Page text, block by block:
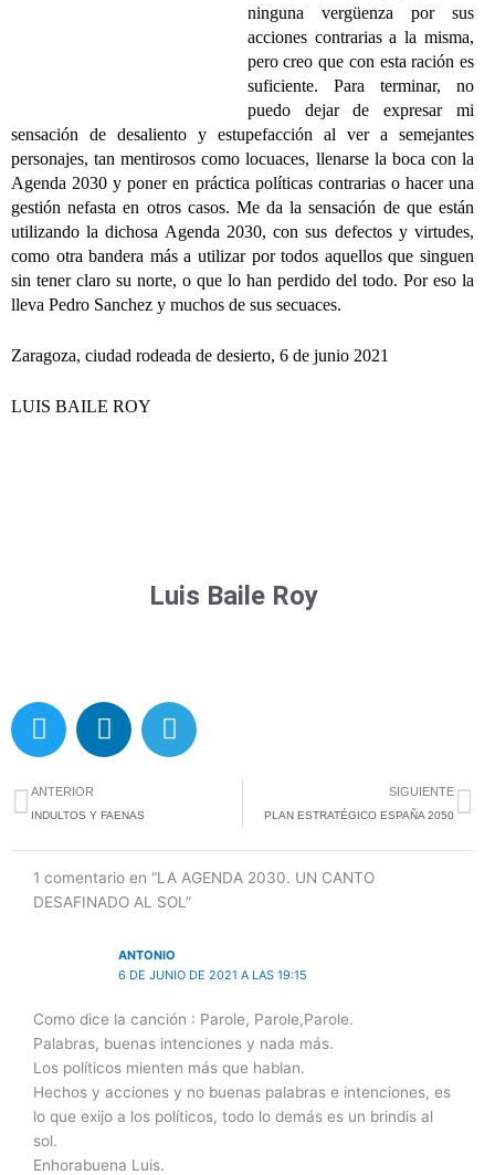
ninguna vergüenza por sus
acciones contrarias a la misma,
pero creo que con esta ración es
suficiente. Para terminar, no
puedo dejar de expresar mi
sensación de desaliento y estupefacción al ver a semejantes
personajes, tan mentirosos como locuaces, llenarse la boca con la
Agenda 2030 y poner en práctica políticas contrarias o hacer una
gestión nefasta en otros casos. Me da la sensación de que están
utilizando la dichosa Agenda 2030, con sus defectos y virtudes,
como otra bandera más a utilizar por todos aquellos que singuen
sin tener claro su norte, o que lo han perdido del todo. Por eso la
lleva Pedro Sanchez y muchos de sus secuaces.
Zaragoza, ciudad rodeada de desierto, 6 de junio 2021
LUIS BAILE ROY
Luis Baile Roy
T
w
t
t
e
r
L
i
e
d
i
n
T
e
r
a
m
Ant
ANTERIOR
INDULTOS Y FAENAS
SIGUIENTE
PLAN ESTRATÉGICO ESPAÑA 2050
1 comentario en “LA AGENDA 2030. UN CANTO
DESAFINADO AL SOL”
ANTONIO
6 DE JUNIO DE 2021 A LAS 19:15
Como dice la canción : Parole, Parole,Parole.
Palabras, buenas intenciones y nada más.
Los políticos mienten más que hablan.
Hechos y acciones y no buenas palabras e intenciones, es
lo que exijo a los políticos, todo lo demás es un brindis al
sol.
Enhorabuena Luis.